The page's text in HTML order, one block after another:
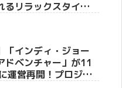
るリラックスタイム
「インディ・ジョー
ドベンチャー」が11
運営再開！プロジェ